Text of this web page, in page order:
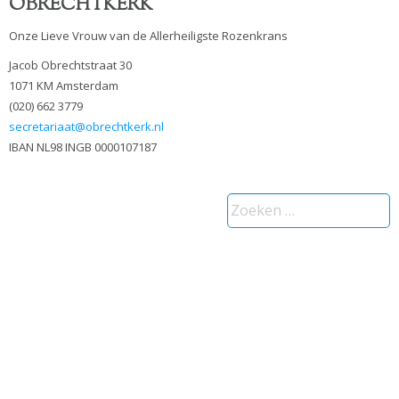
Onze Lieve Vrouw van de Allerheiligste Rozenkrans
Jacob Obrechtstraat 30
1071 KM Amsterdam
(020) 662 3779
secretariaat@obrechtkerk.nl
IBAN NL98 INGB 0000107187
Zoeken
naar: